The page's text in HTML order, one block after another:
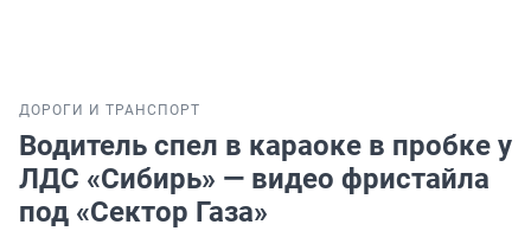
ДОРОГИ И ТРАНСПОРТ
Водитель спел в караоке в пробке у
ЛДС «Сибирь» — видео фристайла
под «Сектор Газа»